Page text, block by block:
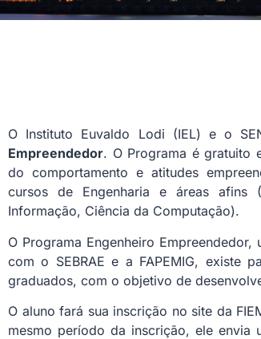
O Instituto Euvaldo Lodi (IEL) e o
Empreendedor. O Programa é gratuito
do comportamento e atitudes
cursos de Engenharia e áreas afins
Informação, Ciência da Computação).
O Programa Engenheiro
com o SEBRAE e a FAPEMIG, existe
graduados, com o objetivo de
O aluno fará sua inscrição no site da
mesmo período da inscrição, ele envia